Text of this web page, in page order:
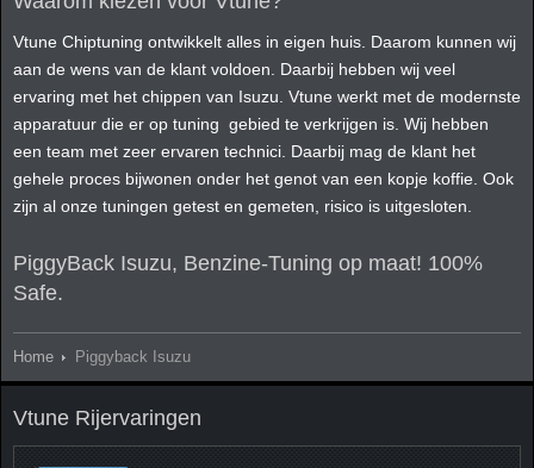
Vtune Chiptuning ontwikkelt alles in eigen huis. Daarom kunnen wij
aan de wens van de klant voldoen. Daarbij hebben wij veel
ervaring met het chippen van Isuzu. Vtune werkt met de modernste
apparatuur die er op tuning gebied te verkrijgen is. Wij hebben
een team met zeer ervaren technici. Daarbij mag de klant het
gehele proces bijwonen onder het genot van een kopje koffie. Ook
zijn al onze tuningen getest en gemeten, risico is uitgesloten.
PiggyBack Isuzu, Benzine-Tuning op maat! 100%
Safe.
Home Piggyback Isuzu
Vtune Rijervaringen